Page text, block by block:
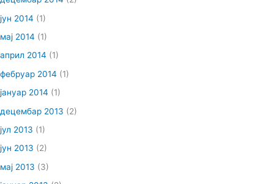
јун 2014 (1)
мај 2014 (1)
април 2014 (1)
фебруар 2014 (1)
јануар 2014 (1)
децембар 2013 (2)
јул 2013 (1)
јун 2013 (2)
мај 2013 (3)